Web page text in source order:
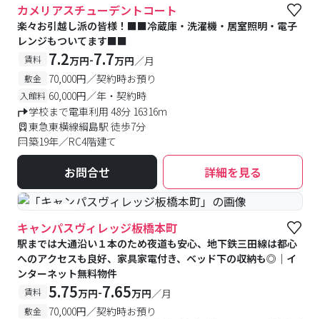
カメリアスチューデントコート
楽々お引越し派の皆様！■■冷蔵庫・洗濯機・居室照明・電子
レンジもついてます■■
賃料 7.2万円-7.7万円／月
敷金 70,000円／契約時お預り
入館料 60,000円／年・契約時
学校まで電車利用 48分 16316m
東急東横線綱島駅 徒歩7分
築19年／RC4階建て
お問合せ 詳細を見る
#食事付き
キャンパスヴィレッジ板橋本町
駅までは大通沿い１本のため夜道も安心、地下鉄三田線は都心
へのアクセスも良好、家具家電付き、ベッド下の収納も◎｜イ
ンターネット無料物件
賃料 5.75万円-7.65万円／月
敷金 70,000円／契約時お預り